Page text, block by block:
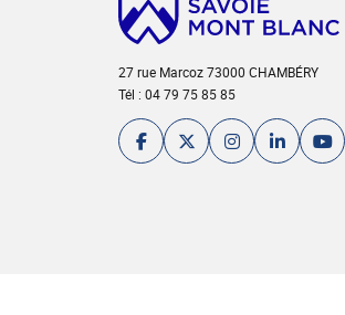
27 rue Marcoz 73000 CHAMBÉRY
Tél : 04 79 75 85 85